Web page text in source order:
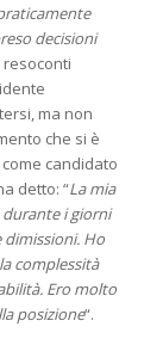
decisioni
resoconti
ma non
che si è
candidato
detto: “La mia
i giorni
Ho
complessità
Ero molto
posizione“.